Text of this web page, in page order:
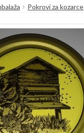
zakaj se
Splošni pogoji
Pokrovi za kozarce